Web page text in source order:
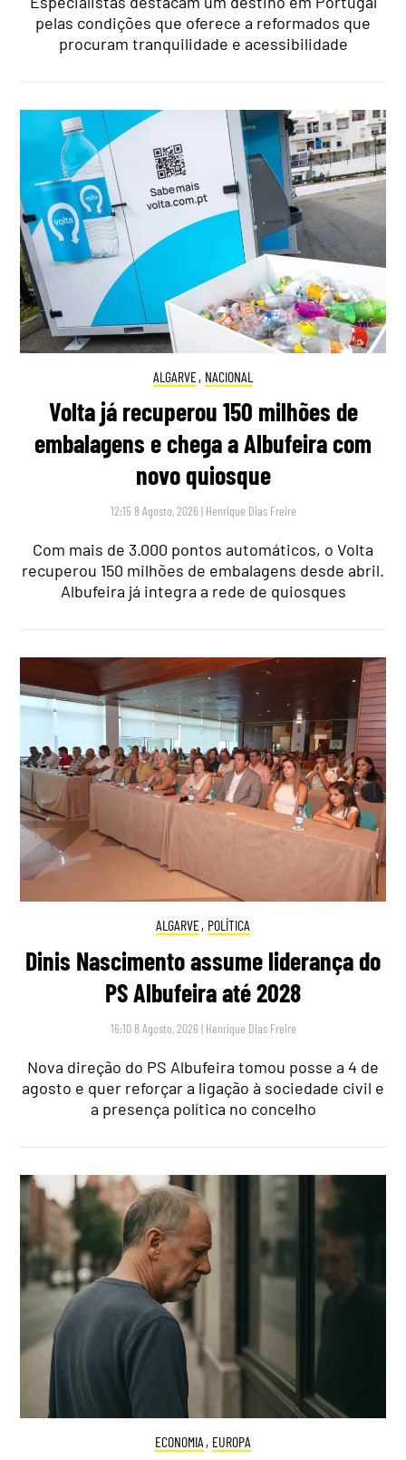
pelas condições que oferece a reformados que
procuram tranquilidade e acessibilidade
ALGARVE, NACIONAL
Volta já recuperou 150 milhões de
embalagens e chega a Albufeira com
novo quiosque
12:15 8 Agosto, 2026 | Henrique Dias Freire
Com mais de 3.000 pontos automáticos, o Volta
recuperou 150 milhões de embalagens desde abril.
Albufeira já integra a rede de quiosques
ALGARVE, POLÍTICA
Dinis Nascimento assume liderança do
PS Albufeira até 2028
16:10 8 Agosto, 2026 | Henrique Dias Freire
Nova direção do PS Albufeira tomou posse a 4 de
agosto e quer reforçar a ligação à sociedade civil e
a presença política no concelho
ECONOMIA , EUROPA